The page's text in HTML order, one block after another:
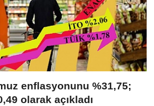
enflasyonunu %31,75;
olarak açıkladı